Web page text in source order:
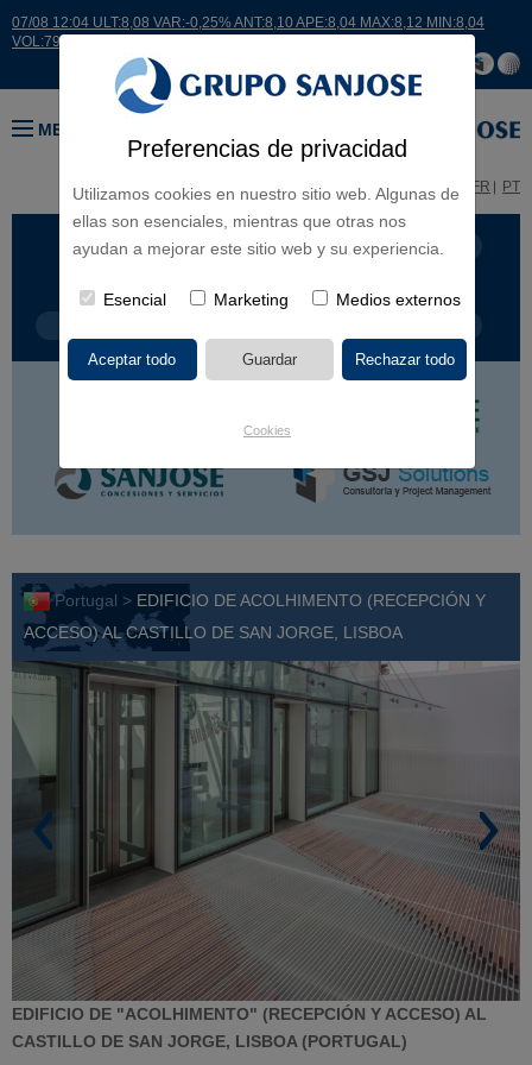
Preferencias de privacidad
Utilizamos cookies en nuestro sitio web. Algunas de
ellas son esenciales, mientras que otras nos
ayudan a mejorar este sitio web y su experiencia.
Esencial Marketing Medios externos
Cookies
07/08 12:04 ULT:8,08 VAR:-0,25% ANT:8,10 APE:8,04 MAX:8,12 MIN:8,04
VOL:7932
MENÚ
EN FR PT
LÍNEA DE NEGOCIO CONTINENTES
Portugal > EDIFICIO DE ACOLHIMENTO (RECEPCIÓN Y
ACCESO) AL CASTILLO DE SAN JORGE, LISBOA
EDIFICIO DE "ACOLHIMENTO" (RECEPCIÓN Y ACCESO) AL
CASTILLO DE SAN JORGE, LISBOA (PORTUGAL)